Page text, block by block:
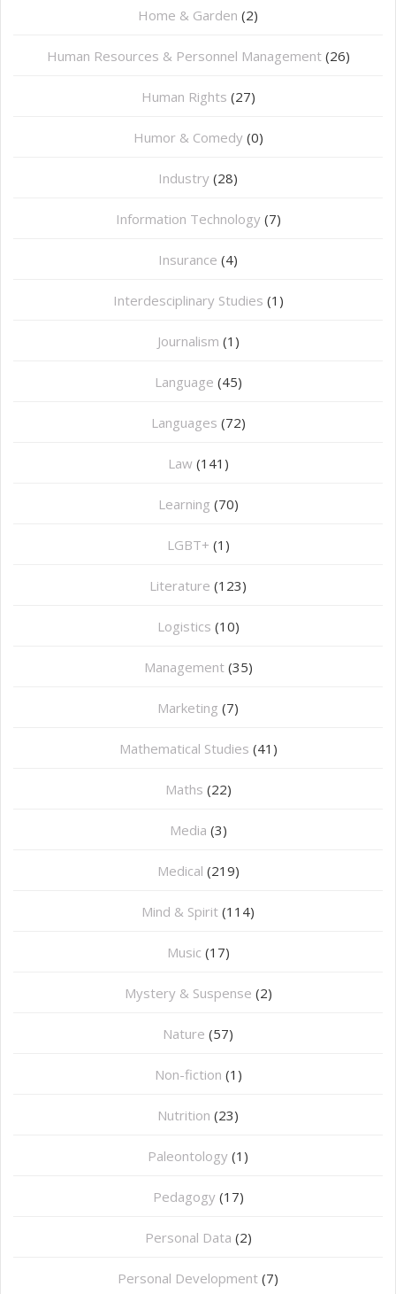
Home & Garden (2)
Human Resources & Personnel Management (26)
Human Rights (27)
Humor & Comedy (0)
Industry (28)
Information Technology (7)
Insurance (4)
Interdesciplinary Studies (1)
Journalism (1)
Language (45)
Languages (72)
Law (141)
Learning (70)
LGBT+ (1)
Literature (123)
Logistics (10)
Management (35)
Marketing (7)
Mathematical Studies (41)
Maths (22)
Media (3)
Medical (219)
Mind & Spirit (114)
Music (17)
Mystery & Suspense (2)
Nature (57)
Non-fiction (1)
Nutrition (23)
Paleontology (1)
Pedagogy (17)
Personal Data (2)
Personal Development (7)